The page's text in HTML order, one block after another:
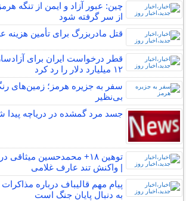
چین: عبور آزاد و ایمن از تنگه
از سر گرفته شود
قتل مادربزرگ برای تأمین
قطر درخواست ایران برای
۱۲ میلیارد دلار را رد کرد
سفر به جزیره هرمز؛ زمین‌های
بی‌نظیر
جسد مرد گمشده در دریاچه پیدا
توهین ۱۸+ محمدحسین میثاقی
| واکنش تند عارف غلامی
پیام مهم قالیباف درباره
به دنبال پایان جنگ است